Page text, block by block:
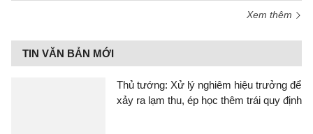
Xem thêm
TIN VĂN BẢN MỚI
Thủ tướng: Xử lý nghiêm hiệu trưởng để
xảy ra lạm thu, ép học thêm trái quy định